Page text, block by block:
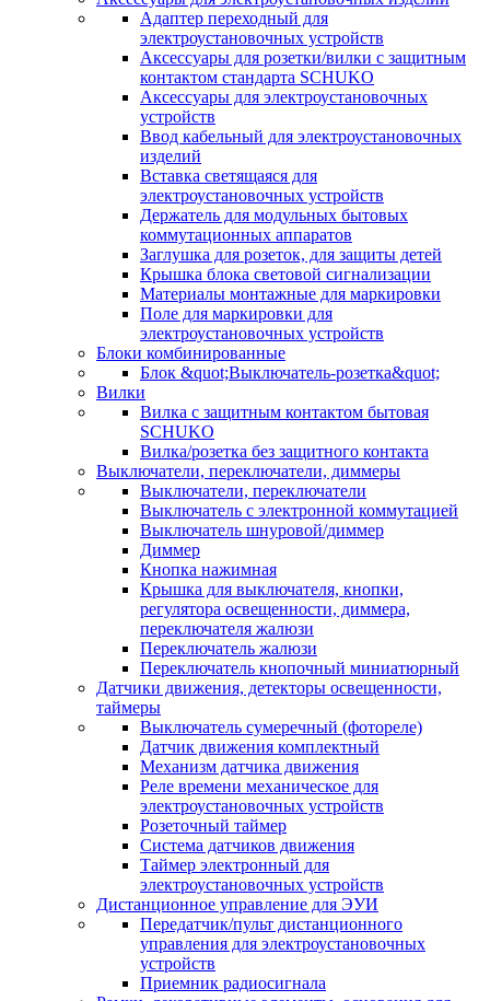
Адаптер переходный для
электроустановочных устройств
Аксессуары для розетки/вилки с защитным
контактом стандарта SCHUKO
Аксессуары для электроустановочных
устройств
Ввод кабельный для электроустановочных
изделий
Вставка светящаяся для
электроустановочных устройств
Держатель для модульных бытовых
коммутационных аппаратов
Заглушка для розеток, для защиты детей
Крышка блока световой сигнализации
Материалы монтажные для маркировки
Поле для маркировки для
электроустановочных устройств
Блоки комбинированные
Блок &quot;Выключатель-розетка&quot;
Вилки
Вилка с защитным контактом бытовая
SCHUKO
Вилка/розетка без защитного контакта
Выключатели, переключатели, диммеры
Выключатели, переключатели
Выключатель с электронной коммутацией
Выключатель шнуровой/диммер
Диммер
Кнопка нажимная
Крышка для выключателя, кнопки,
регулятора освещенности, диммера,
переключателя жалюзи
Переключатель жалюзи
Переключатель кнопочный миниатюрный
Датчики движения, детекторы освещенности,
таймеры
Выключатель сумеречный (фотореле)
Датчик движения комплектный
Механизм датчика движения
Реле времени механическое для
электроустановочных устройств
Розеточный таймер
Система датчиков движения
Таймер электронный для
электроустановочных устройств
Дистанционное управление для ЭУИ
Передатчик/пульт дистанционного
управления для электроустановочных
устройств
Приемник радиосигнала